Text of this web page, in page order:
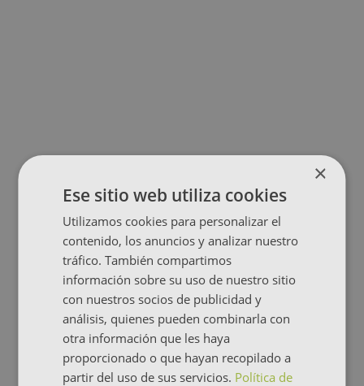
×
Ese sitio web utiliza cookies
Utilizamos cookies para personalizar el
contenido, los anuncios y analizar nuestro
tráfico. También compartimos
información sobre su uso de nuestro sitio
con nuestros socios de publicidad y
análisis, quienes pueden combinarla con
otra información que les haya
proporcionado o que hayan recopilado a
partir del uso de sus servicios. Política de